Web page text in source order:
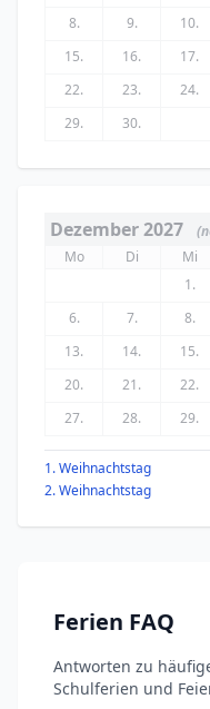
8.
9. 10.
15.
16. 17.
22.
23. 24.
29.
30.
Dezember 2027
Mo
Di Mi
1.
6.
7. 8.
13.
14. 15.
20.
21. 22.
27.
28. 29.
1. Weihnachtstag
2. Weihnachtstag
Ferien FAQ
Antworten zu
Schulferien und